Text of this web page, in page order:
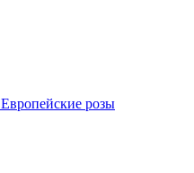
Европейские розы